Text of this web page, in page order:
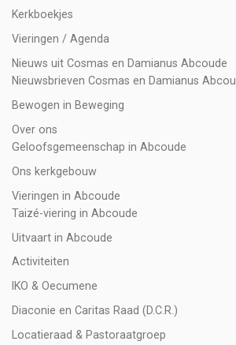
Kerkboekjes
Vieringen / Agenda
Nieuws uit Cosmas en Damianus Abcoude
Nieuwsbrieven Cosmas en Damianus
Bewogen in Beweging
Over ons
Geloofsgemeenschap in Abcoude
Ons kerkgebouw
Vieringen in Abcoude
Taizé-viering in Abcoude
Uitvaart in Abcoude
Activiteiten
IKO & Oecumene
Diaconie en Caritas Raad (D.C.R.)
Locatieraad & Pastoraatgroep